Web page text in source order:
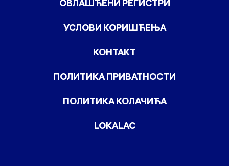
ОВЛАШЋЕНИ РЕГИСТРИ
УСЛОВИ КОРИШЋЕЊА
КОНТАКТ
ПОЛИТИКА ПРИВАТНОСТИ
ПОЛИТИКА КОЛАЧИЋА
LOKALAC